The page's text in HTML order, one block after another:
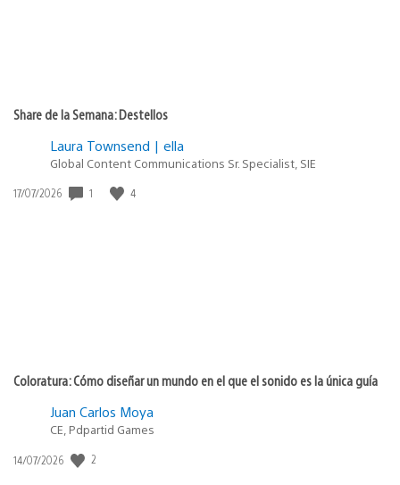
Share de la Semana: Destellos
Laura Townsend | ella
Global Content Communications Sr. Specialist, SIE
Fecha
17/07/2026 1 4
Coloratura: Cómo diseñar un mundo en el que el sonido es la única guía
Juan Carlos Moya
CE, Pdpartid Games
Fecha
14/07/2026 2